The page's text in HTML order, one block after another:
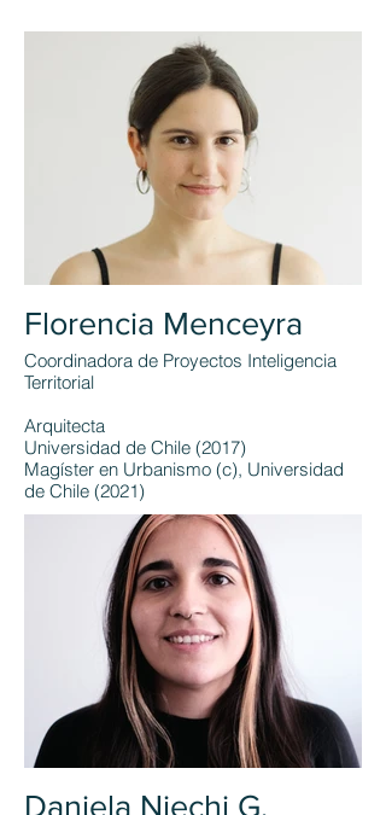
Florencia Menceyra
Coordinadora de Proyectos Inteligencia
Territorial
Arquitecta
Universidad de Chile (2017)
Magíster en Urbanismo (c), Universidad
de Chile (2021)
Daniela Niechi G.